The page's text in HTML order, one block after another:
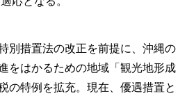
別措置法の改正を前提に、沖縄の
をはかるための地域「観光地形成
の特例を拡充。現在、優遇措置と